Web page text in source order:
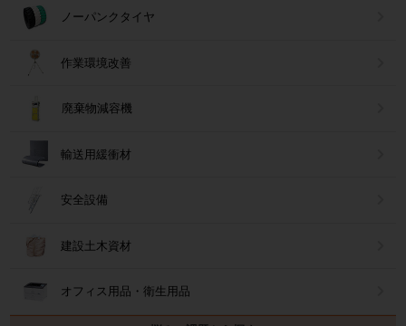
ノーパンクタイヤ
作業環境改善
廃棄物減容機
輸送用緩衝材
安全設備
建設土木資材
オフィス用品・衛生用品